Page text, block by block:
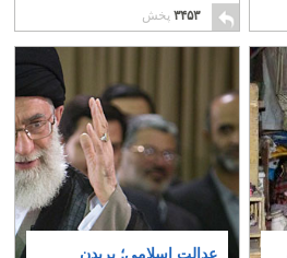
۳۴۵۳ پخش
عدالت اسلامی؛ بریدن